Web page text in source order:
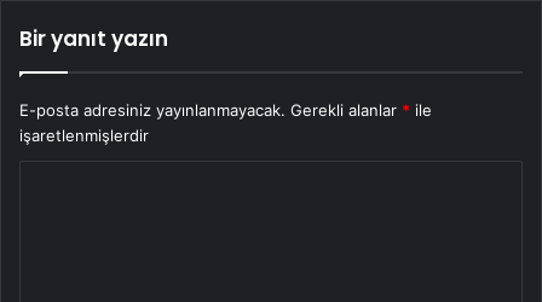
Bir yanıt yazın
E-posta adresiniz yayınlanmayacak. Gerekli alanlar * ile
işaretlenmişlerdir